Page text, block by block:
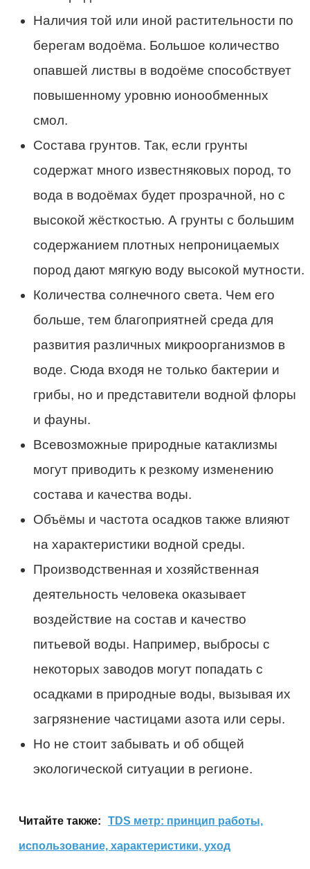
Наличия той или иной растительности по
берегам водоёма. Большое количество
опавшей листвы в водоёме способствует
повышенному уровню ионообменных
смол.
Состава грунтов. Так, если грунты
содержат много известняковых пород, то
вода в водоёмах будет прозрачной, но с
высокой жёсткостью. А грунты с большим
содержанием плотных непроницаемых
пород дают мягкую воду высокой мутности.
Количества солнечного света. Чем его
больше, тем благоприятней среда для
развития различных микроорганизмов в
воде. Сюда входя не только бактерии и
грибы, но и представители водной флоры
и фауны.
Всевозможные природные катаклизмы
могут приводить к резкому изменению
состава и качества воды.
Объёмы и частота осадков также влияют
на характеристики водной среды.
Производственная и хозяйственная
деятельность человека оказывает
воздействие на состав и качество
питьевой воды. Например, выбросы с
некоторых заводов могут попадать с
осадками в природные воды, вызывая их
загрязнение частицами азота или серы.
Но не стоит забывать и об общей
экологической ситуации в регионе.
Читайте также: TDS метр: принцип работы,
использование, характеристики, уход